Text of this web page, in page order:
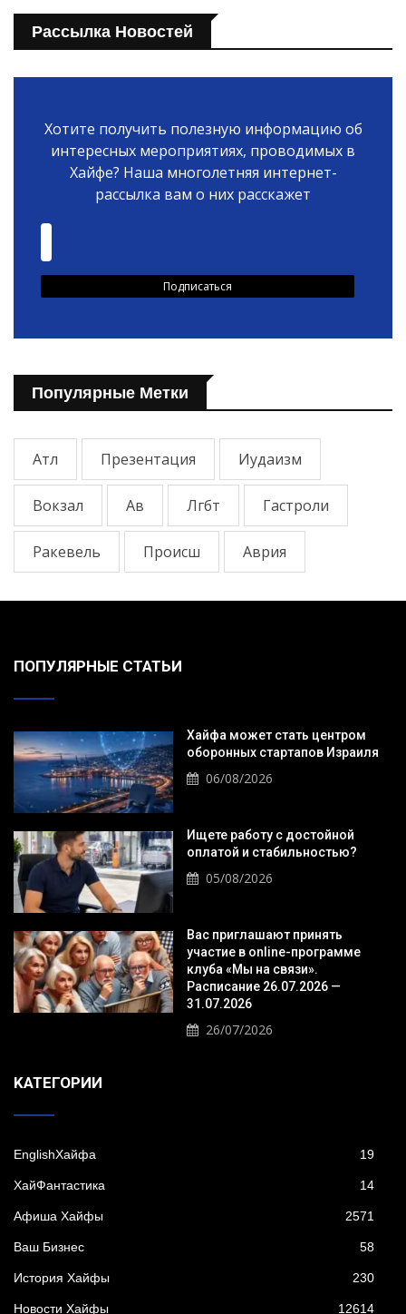
Рассылка Новостей
Хотите получить полезную информацию об
интересных мероприятиях, проводимых в
Хайфе? Наша многолетняя интернет-
рассылка вам о них расскажет
Популярные Метки
Атл Презентация Иудаизм
Вокзал Ав Лгбт Гастроли
Ракевель Происш Аврия
ПОПУЛЯРНЫЕ СТАТЬИ
Хайфа может стать центром
оборонных стартапов Израиля
06/08/2026
Ищете работу с достойной
оплатой и стабильностью?
05/08/2026
Вас приглашают принять
участие в online-программе
клуба «Мы на связи».
Расписание 26.07.2026 —
31.07.2026
26/07/2026
KАТЕГОРИИ
EnglishХайфа 19
XайФантастика 14
Афиша Хайфы 2571
Ваш Бизнес 58
История Хайфы 230
Новости Хайфы 12614